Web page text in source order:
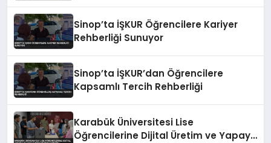
Sinop’ta İŞKUR Öğrencilere Kariyer
Rehberliği Sunuyor
Sinop’ta İŞKUR’dan Öğrencilere
Kapsamlı Tercih Rehberliği
Karabük Üniversitesi Lise
Öğrencilerine Dijital Üretim ve Yapay